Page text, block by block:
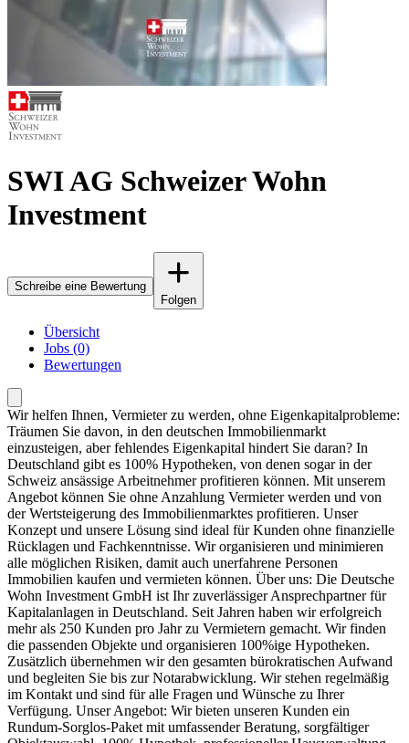
SWI AG Schweizer Wohn
Investment
Schreibe eine Bewertung
Folgen
Übersicht
Jobs (0)
Bewertungen
Wir helfen Ihnen, Vermieter zu werden, ohne Eigenkapitalprobleme:
Träumen Sie davon, in den deutschen Immobilienmarkt
einzusteigen, aber fehlendes Eigenkapital hindert Sie daran? In
Deutschland gibt es 100% Hypotheken, von denen sogar in der
Schweiz ansässige Arbeitnehmer profitieren können. Mit unserem
Angebot können Sie ohne Anzahlung Vermieter werden und von
der Wertsteigerung des Immobilienmarktes profitieren. Unser
Konzept und unsere Lösung sind ideal für Kunden ohne finanzielle
Rücklagen und Fachkenntnisse. Wir organisieren und minimieren
alle möglichen Risiken, damit auch unerfahrene Personen
Immobilien kaufen und vermieten können. Über uns: Die Deutsche
Wohn Investment GmbH ist Ihr zuverlässiger Ansprechpartner für
Kapitalanlagen in Deutschland. Seit Jahren haben wir erfolgreich
mehr als 250 Kunden pro Jahr zu Vermietern gemacht. Wir finden
die passenden Objekte und organisieren 100%ige Hypotheken.
Zusätzlich übernehmen wir den gesamten bürokratischen Aufwand
und begleiten Sie bis zur Notarabwicklung. Wir stehen regelmäßig
im Kontakt und sind für alle Fragen und Wünsche zu Ihrer
Verfügung. Unser Angebot: Wir bieten unseren Kunden ein
Rundum-Sorglos-Paket mit umfassender Beratung, sorgfältiger